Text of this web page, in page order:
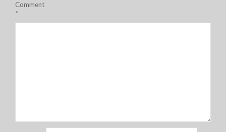
Comment
*